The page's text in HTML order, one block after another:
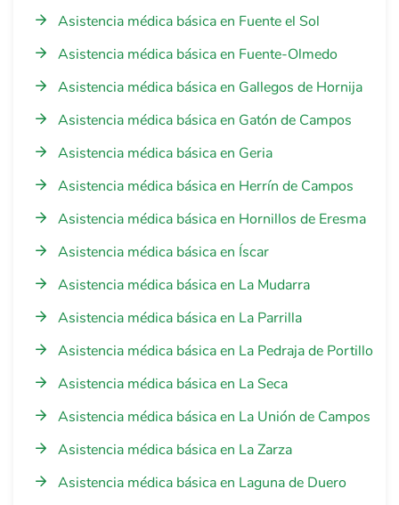
Asistencia médica básica en Fuente el Sol
Asistencia médica básica en Fuente-Olmedo
Asistencia médica básica en Gallegos de Hornija
Asistencia médica básica en Gatón de Campos
Asistencia médica básica en Geria
Asistencia médica básica en Herrín de Campos
Asistencia médica básica en Hornillos de Eresma
Asistencia médica básica en Íscar
Asistencia médica básica en La Mudarra
Asistencia médica básica en La Parrilla
Asistencia médica básica en La Pedraja de Portillo
Asistencia médica básica en La Seca
Asistencia médica básica en La Unión de Campos
Asistencia médica básica en La Zarza
Asistencia médica básica en Laguna de Duero